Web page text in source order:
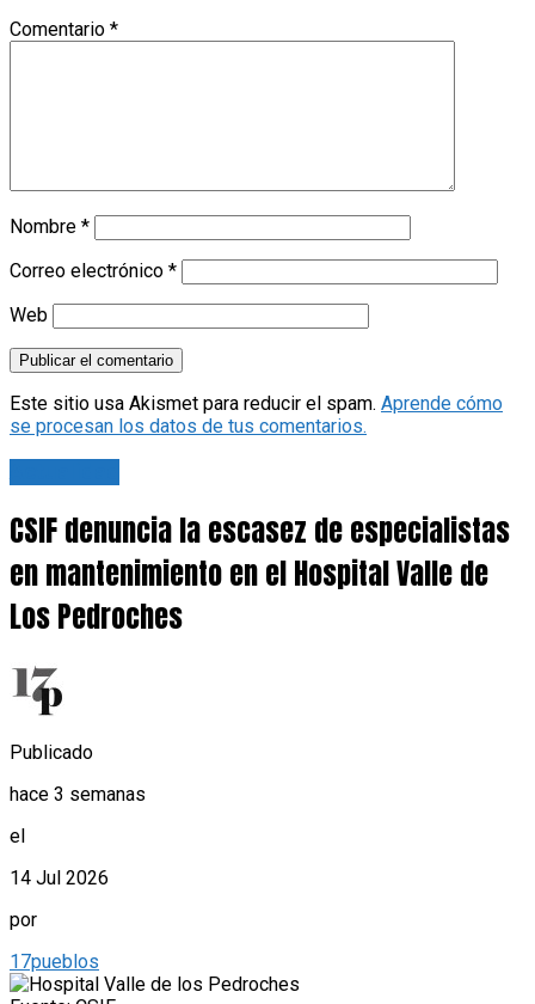
Comentario *
Nombre *
Correo electrónico *
Web
Este sitio usa Akismet para reducir el spam. Aprende cómo
se procesan los datos de tus comentarios.
CSIF denuncia la escasez de especialistas
en mantenimiento en el Hospital Valle de
Los Pedroches
Publicado
hace 3 semanas
el
14 Jul 2026
por
17pueblos